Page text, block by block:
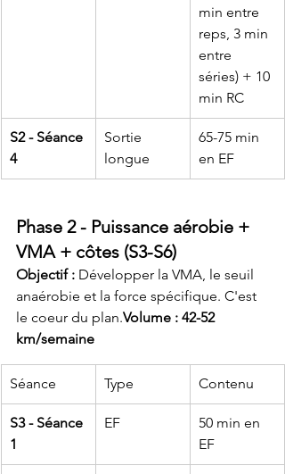
min entre
reps, 3 min
entre
séries) + 10
min RC
S2 - Séance
4
Sortie
longue
65-75 min
en EF
Phase 2 - Puissance aérobie +
VMA + côtes (S3-S6)
Objectif : Développer la VMA, le seuil
anaérobie et la force spécifique. C'est
le coeur du plan.Volume : 42-52
km/semaine
Séance Type Contenu
S3 - Séance
1
EF
50 min en
EF